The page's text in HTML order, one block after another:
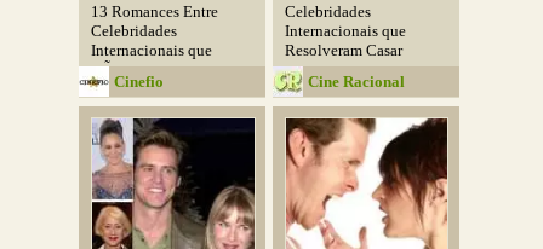
13 Romances Entre
Celebridades
Internacionais que
NÃ£o...
Cinefio
Celebridades
Internacionais que
Resolveram Casar
Depois...
Cine Racional